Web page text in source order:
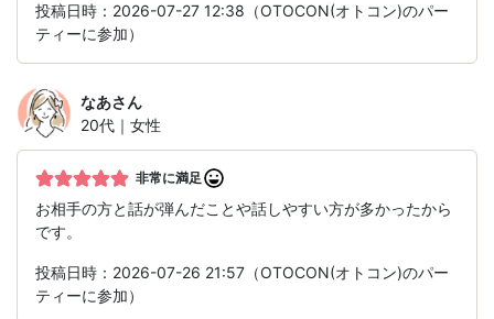
投稿日時：2026-07-27 12:38（OTOCON(オトコン)のパー
ティーに参加）
なあさん
20代｜女性
非常に満足
お相手の方と話が弾んだことや話しやすい方が多かったから
です。
投稿日時：2026-07-26 21:57（OTOCON(オトコン)のパー
ティーに参加）